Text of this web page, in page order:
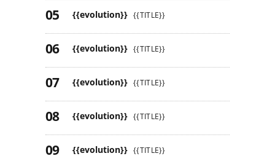
{{evolution}} {{TITLE}}
{{evolution}} {{TITLE}}
{{evolution}} {{TITLE}}
{{evolution}} {{TITLE}}
{{evolution}} {{TITLE}}